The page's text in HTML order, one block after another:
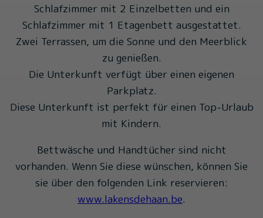
Schlafzimmer mit 2 Einzelbetten und ein
Schlafzimmer mit 1 Etagenbett ausgestattet.
Zwei Terrassen, um die Sonne und den Meerblick
zu genießen.
Die Unterkunft verfügt über einen eigenen
Parkplatz.
Diese Unterkunft ist perfekt für einen Top-Urlaub
mit Kindern.
Bettwäsche und Handtücher sind nicht
vorhanden. Wenn Sie diese wünschen, können Sie
sie über den folgenden Link reservieren:
www.lakensdehaan.be.